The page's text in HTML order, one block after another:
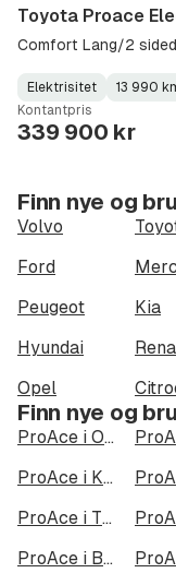
Toyota Proace
Comfort Lang/2
Fuel
Type:
Elektrisitet
Kilometerstand:
13 990
Model
Year:
Gearbox
Type:
Kontantpris
339 900 kr
Finn nye og
Volvo
Ford
Peugeot
Kia
Hyundai
Opel
Finn nye og
ProAce i Oslo
ProAce i Kristiansand
ProAce i Tromsø
ProAce i Bodø